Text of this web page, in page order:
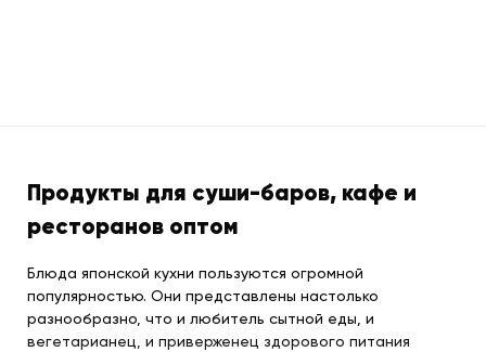
Продукты для суши-баров, кафе и
ресторанов оптом
Блюда японской кухни пользуются огромной
популярностью. Они представлены настолько
разнообразно, что и любитель сытной еды, и
вегетарианец, и приверженец здорового питания